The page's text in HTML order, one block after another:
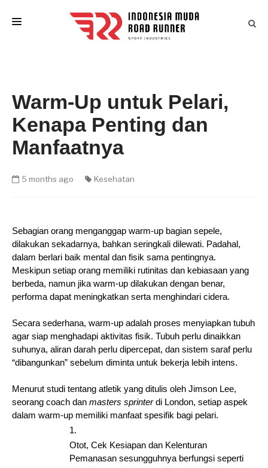
IM ATLETIK
ARTICLES
EVENT CALENDAR
CONTACT
Warm-Up untuk Pelari,
Kenapa Penting dan
Manfaatnya
5 months ago Kesehatan
Sebagian orang menganggap warm-up bagian sepele,
dilakukan sekadarnya, bahkan seringkali dilewati. Padahal,
dalam berlari baik mental dan fisik sama pentingnya.
Meskipun setiap orang memiliki rutinitas dan kebiasaan yang
berbeda, namun jika warm-up dilakukan dengan benar,
performa dapat meningkatkan serta menghindari cidera.
Secara sederhana, warm-up adalah proses menyiapkan tubuh
agar siap menghadapi aktivitas fisik. Tubuh perlu dinaikkan
suhunya, aliran darah perlu dipercepat, dan sistem saraf perlu
“dibangunkan” sebelum diminta untuk bekerja lebih intens.
Menurut studi tentang atletik yang ditulis oleh Jimson Lee,
seorang coach dan masters sprinter di London, setiap aspek
dalam warm-up memiliki manfaat spesifik bagi pelari.
Otot, Cek Kesiapan dan Kelenturan